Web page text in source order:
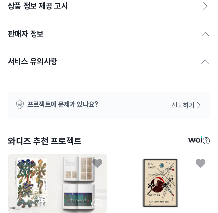
상품 정보 제공 고시
판매자 정보
서비스 유의사항
프로젝트에 문제가 있나요? 신고하기
와디즈 추천 프로젝트
AD